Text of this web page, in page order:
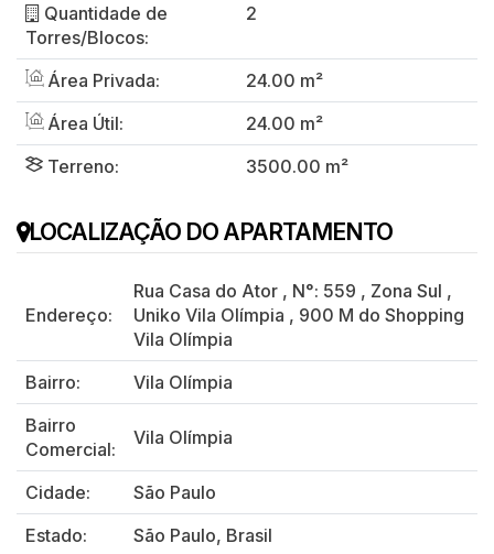
Quantidade de
Torres/Blocos:
2
Área Privada:
24.00 m²
Área Útil:
24.00 m²
Terreno:
3500.00 m²
LOCALIZAÇÃO DO APARTAMENTO
Endereço:
Rua Casa do Ator , N°: 559 , Zona Sul ,
Uniko Vila Olímpia , 900 M do Shopping
Vila Olímpia
Bairro:
Vila Olímpia
Bairro
Comercial:
Vila Olímpia
Cidade:
São Paulo
Estado:
São Paulo, Brasil